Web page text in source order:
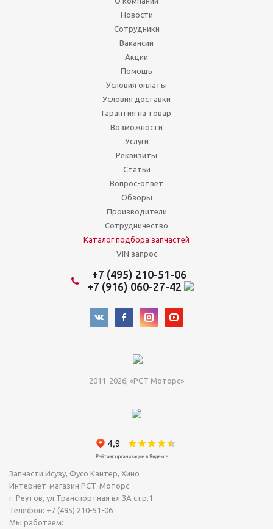
Новости
Сотрудники
Вакансии
Акции
Помощь
Условия оплаты
Условия доставки
Гарантия на товар
Возможности
Услуги
Реквизиты
Статьи
Вопрос-ответ
Обзоры
Производители
Сотрудничество
Каталог подбора запчастей
VIN запрос
+7 (495) 210-51-06
+7 (916) 060-27-42
2011-2026, «РСТ Моторс»
Запчасти Исузу, Фусо Кантер, Хино
Интернет-магазин РСТ-Моторс
г. Реутов, ул.Транспортная вл.3А стр.1
Телефон: +7 (495) 210-51-06
Мы работаем: